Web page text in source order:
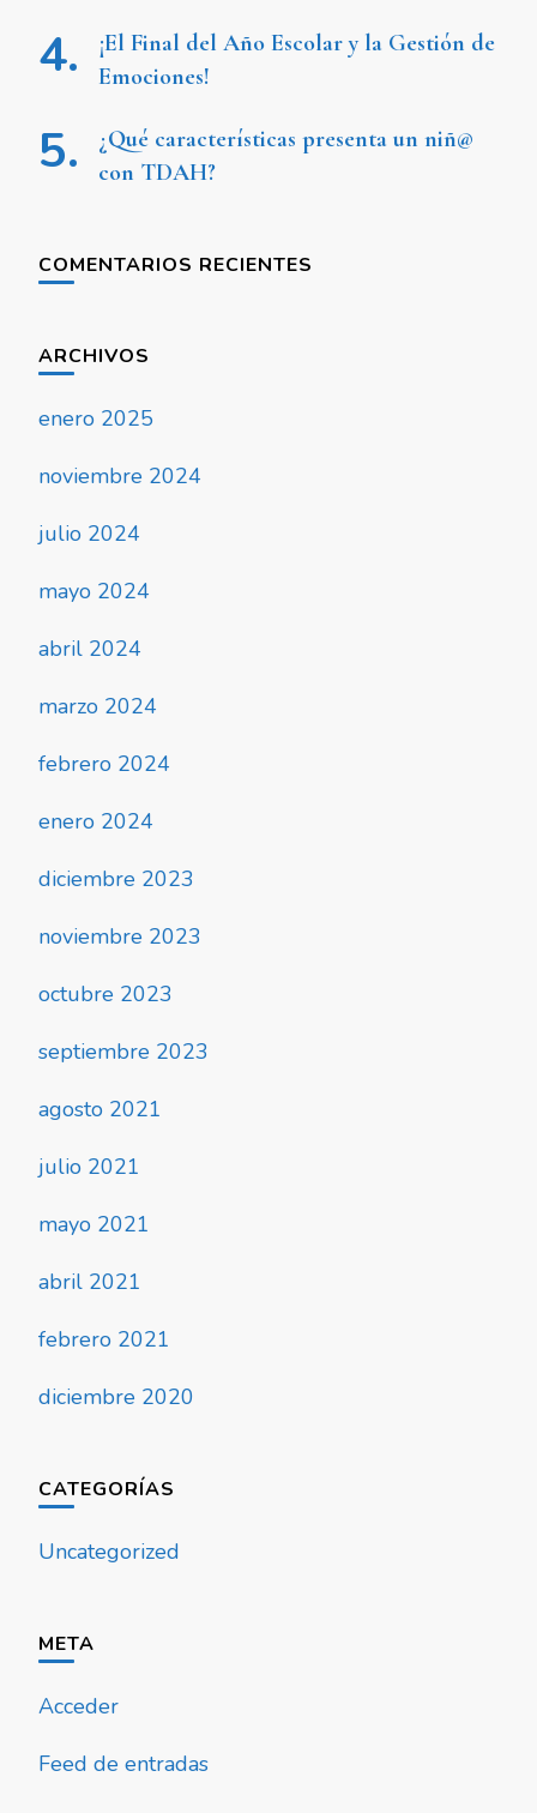
¡El Final del Año Escolar y la Gestión de
Emociones!
¿Qué características presenta un niñ@
con TDAH?
COMENTARIOS RECIENTES
ARCHIVOS
enero 2025
noviembre 2024
julio 2024
mayo 2024
abril 2024
marzo 2024
febrero 2024
enero 2024
diciembre 2023
noviembre 2023
octubre 2023
septiembre 2023
agosto 2021
julio 2021
mayo 2021
abril 2021
febrero 2021
diciembre 2020
CATEGORÍAS
Uncategorized
META
Acceder
Feed de entradas